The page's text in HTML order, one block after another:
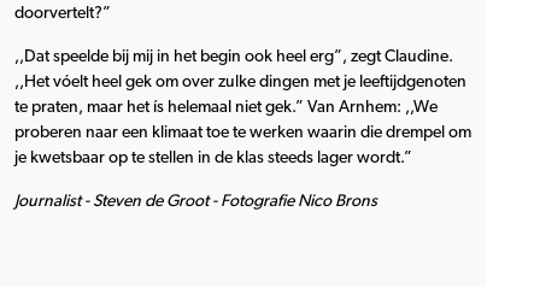
doorvertelt?”
,,Dat speelde bij mij in het begin ook heel erg”, zegt Claudine.
,,Het vóelt heel gek om over zulke dingen met je leeftijdgenoten
te praten, maar het ís helemaal niet gek.” Van Arnhem: ,,We
proberen naar een klimaat toe te werken waarin die drempel om
je kwetsbaar op te stellen in de klas steeds lager wordt.”
Journalist - Steven de Groot - Fotografie Nico Brons